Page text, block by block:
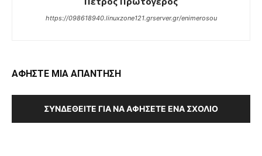
https://098618940.linuxzone121.grserver.gr/enimerosou
ΑΦΗΣΤΕ ΜΙΑ ΑΠΑΝΤΗΣΗ
ΣΥΝΔΕΘΕΊΤΕ ΓΙΑ ΝΑ ΑΦΉΣΕΤΕ ΈΝΑ ΣΧΌΛΙΟ